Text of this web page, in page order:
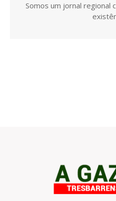
Somos um jornal regional